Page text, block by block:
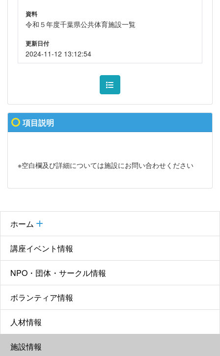
ホーム
講座イベント情報
NPO・団体・サークル情報
ボランティア情報
人材情報
施設情報
資料
令和５年度千葉県公共体育施設一覧
更新日付
2024-11-12 13:12:54
項目説明
※空白欄及び詳細については施設にお問い合わせください